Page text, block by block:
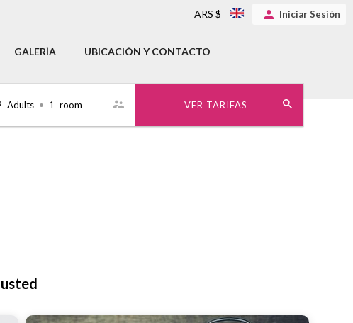
GALERÍA UBICACIÓN Y CONTACTO
ARS $ Iniciar Sesión
Adults • 1 room VER TARIFAS